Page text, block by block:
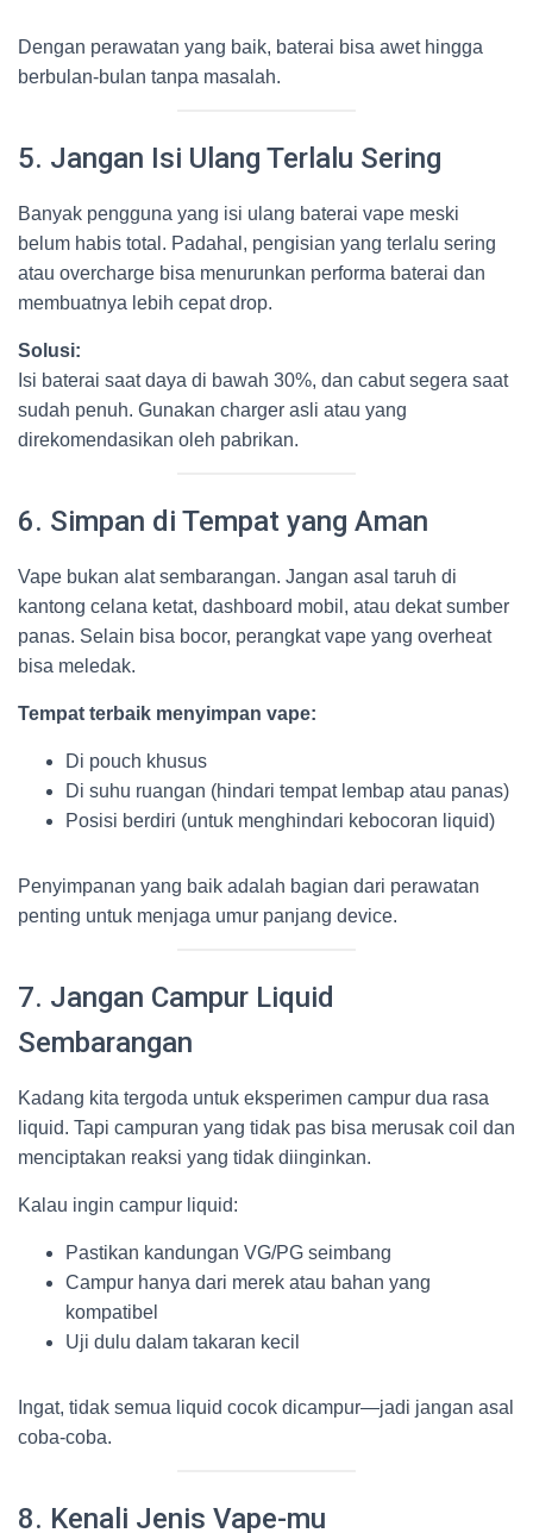
Dengan perawatan yang baik, baterai bisa awet hingga
berbulan-bulan tanpa masalah.
5. Jangan Isi Ulang Terlalu Sering
Banyak pengguna yang isi ulang baterai vape meski
belum habis total. Padahal, pengisian yang terlalu sering
atau overcharge bisa menurunkan performa baterai dan
membuatnya lebih cepat drop.
Solusi:
Isi baterai saat daya di bawah 30%, dan cabut segera saat
sudah penuh. Gunakan charger asli atau yang
direkomendasikan oleh pabrikan.
6. Simpan di Tempat yang Aman
Vape bukan alat sembarangan. Jangan asal taruh di
kantong celana ketat, dashboard mobil, atau dekat sumber
panas. Selain bisa bocor, perangkat vape yang overheat
bisa meledak.
Tempat terbaik menyimpan vape:
Di pouch khusus
Di suhu ruangan (hindari tempat lembap atau panas)
Posisi berdiri (untuk menghindari kebocoran liquid)
Penyimpanan yang baik adalah bagian dari perawatan
penting untuk menjaga umur panjang device.
7. Jangan Campur Liquid
Sembarangan
Kadang kita tergoda untuk eksperimen campur dua rasa
liquid. Tapi campuran yang tidak pas bisa merusak coil dan
menciptakan reaksi yang tidak diinginkan.
Kalau ingin campur liquid:
Pastikan kandungan VG/PG seimbang
Campur hanya dari merek atau bahan yang
kompatibel
Uji dulu dalam takaran kecil
Ingat, tidak semua liquid cocok dicampur—jadi jangan asal
coba-coba.
8. Kenali Jenis Vape-mu